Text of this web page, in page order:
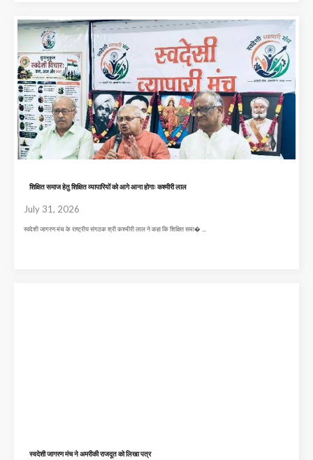
शिक्षित समाज हेतु शिक्षित व्यापारियों को आगे आना होगाः कश्मीरी लाल
July 31, 2026
स्वदेशी जागरण मंच के राष्ट्रीय संगठक श्री कश्मीरी लाल ने कहा कि शिक्षित समा� ...
स्वदेशी जागरण मंच ने अमरीकी राजदूत को लिखा पत्र